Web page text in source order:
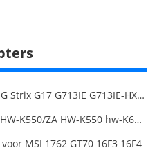
ADP-200JB-D voor Asus ROG Strix G17 G713IE G713IE-HX002W
A4024_FPN voor Samsung HW-K550/ZA HW-K550 hw-K650 Soundbar
MSI 1762 GT70 16F3 16F4